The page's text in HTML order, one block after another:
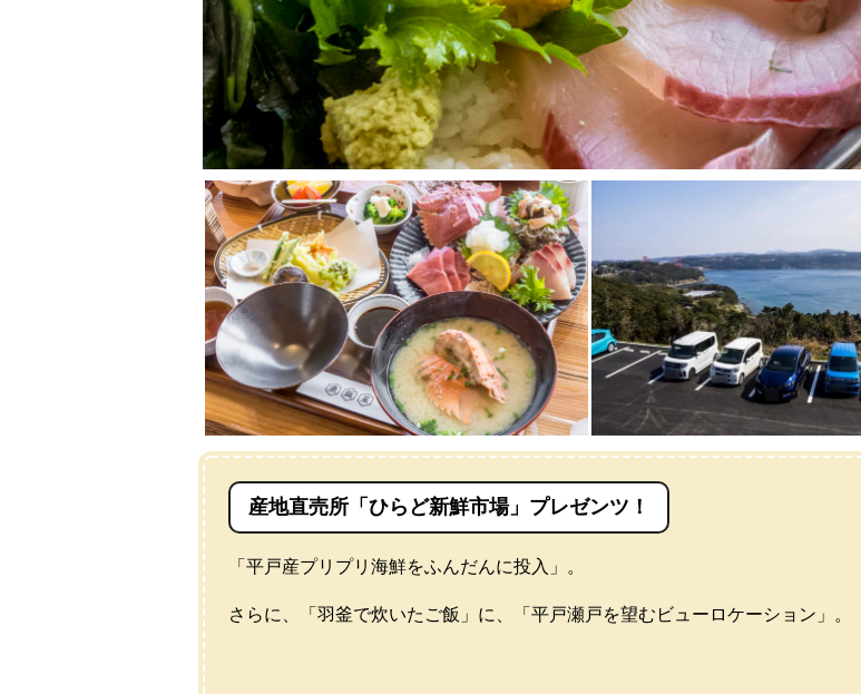
産地直売所「ひらど新鮮市場」プレゼンツ！
「平戸産プリプリ海鮮をふんだんに投入」。
さらに、「羽釜で炊いたご飯」に、「平戸瀬戸を望むビューロケーション」。